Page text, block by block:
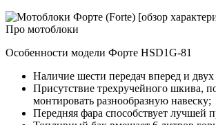
Особенности модели Форте HSD1G-81
Наличие шести передач вперед и двух
Присутствие трехручейного шкива,
монтировать разнообразную навеску;
Передняя фара способствует лучшей